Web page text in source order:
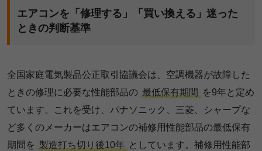
エアコンを「修理する」「買い換える」迷った
ときの判断基準
全国家庭電気製品公正取引協議会は、空調機器が故障した
ときの修理に必要な性能部品の 最低保有期間
を9年と定め
ています。これを受け、パナソニック、三菱、シャープな
ど多くのメーカーはエアコンの補修用性能部品の最低保有
期間を 製造打ち切り後10年
としています。補修用性能部